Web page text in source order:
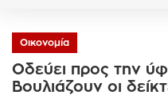
Οικονομία
Οδεύει προς την
Βουλιάζουν οι